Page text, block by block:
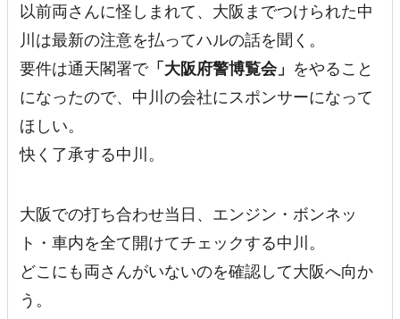
以前両さんに怪しまれて、大阪までつけられた中
川は最新の注意を払ってハルの話を聞く。
要件は通天閣署で「大阪府警博覧会」 をやること
になったので、中川の会社にスポンサーになって
ほしい。
快く了承する中川。
大阪での打ち合わせ当日、エンジン・ボンネッ
ト・車内を全て開けてチェックする中川。
どこにも両さんがいないのを確認して大阪へ向か
う。